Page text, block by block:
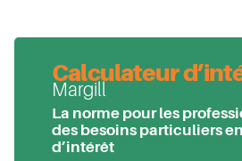
Calculateur
Margill
La norme pour les
des besoins particuliers
d’intérêt